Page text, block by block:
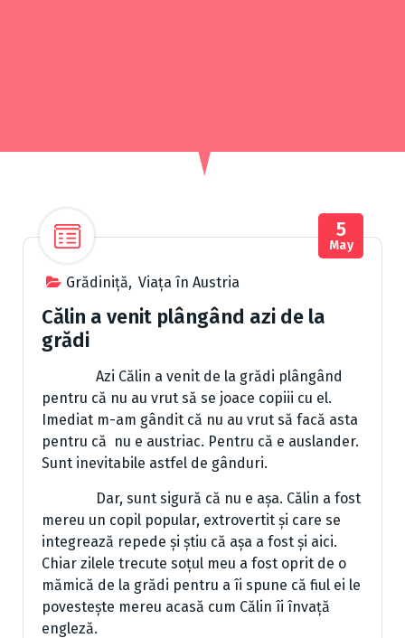
Grădiniță, Viața în Austria
5
May
Călin a venit plângând azi de la
grădi
Azi Călin a venit de la grădi plângând
pentru că nu au vrut să se joace copiii cu el.
Imediat m-am gândit că nu au vrut să facă asta
pentru că nu e austriac. Pentru că e auslander.
Sunt inevitabile astfel de gânduri.
Dar, sunt sigură că nu e așa. Călin a fost
mereu un copil popular, extrovertit și care se
integrează repede și știu că așa a fost și aici.
Chiar zilele trecute soțul meu a fost oprit de o
mămică de la grădi pentru a îi spune că fiul ei le
povestește mereu acasă cum Călin îi învață
engleză.